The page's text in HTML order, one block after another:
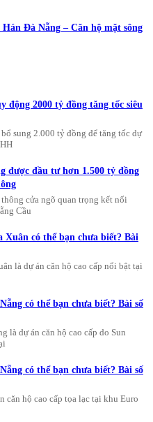
Đà Nẵng – Căn hộ mặt sông
động 2000 tỷ đồng tăng tốc siêu
sung 2.000 tỷ đồng để tăng tốc dự
được đầu tư hơn 1.500 tỷ đồng
cửa ngõ quan trọng kết nối
Cầu
Xuân có thể bạn chưa biết? Bài
là dự án căn hộ cao cấp nổi bật tại
có thể bạn chưa biết? Bài số
là dự án căn hộ cao cấp do Sun
có thể bạn chưa biết? Bài số
căn hộ cao cấp tọa lạc tại khu Euro